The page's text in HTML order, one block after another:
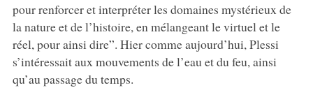
pour renforcer et interpréter les domaines mystérieux de
la nature et de l’histoire, en mélangeant le virtuel et le
réel, pour ainsi dire”. Hier comme aujourd’hui, Plessi
s’intéressait aux mouvements de l’eau et du feu, ainsi
qu’au passage du temps.